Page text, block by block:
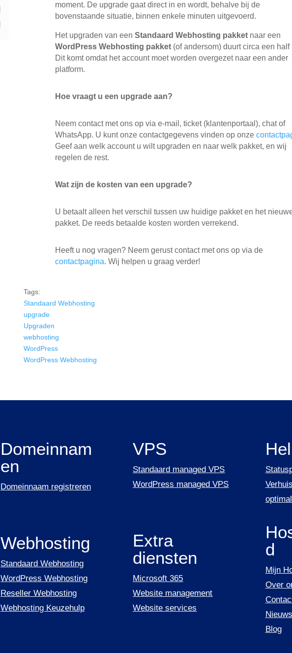
moment. De upgrade gaat direct in en wordt, behalve bij de
bovenstaande situatie, binnen enkele minuten uitgevoerd.
Het upgraden van eenStandaard Webhosting pakket naar een
WordPress Webhosting pakket (of andersom) duurt circa een half
Dit komt omdat het account moet worden overgezet naar een ander
platform.
Hoe vraagt u een upgrade aan?
Neem contact met ons op via e-mail, ticket (klantenportaal), chat of
WhatsApp. U kunt onze contactgegevens vinden op onze
Geef aan welk account u wilt upgraden en naar welk pakket, en wij
regelen de rest.
Wat zijn de kosten van een upgrade?
U betaalt alleen het verschil tussen uw huidige pakket en het
pakket. De reeds betaalde kosten worden verrekend.
Heeft u nog vragen? Neem gerust contact met ons op via de
contactpagina. Wij helpen u graag verder!
Tags:
Standaard Webhosting
upgrade
Upgraden
webhosting
WordPress
WordPress Webhosting
Domeinnam
en
Domeinnaam registreren
Webhosting
Standaard Webhosting
WordPress Webhosting
Reseller Webhosting
Webhosting Keuzehulp
VPS
Standaard managed VPS
WordPress managed VPS
Extra
diensten
Microsoft 365
Website management
Website services
d
Mijn
Over
Nieuws
Blog